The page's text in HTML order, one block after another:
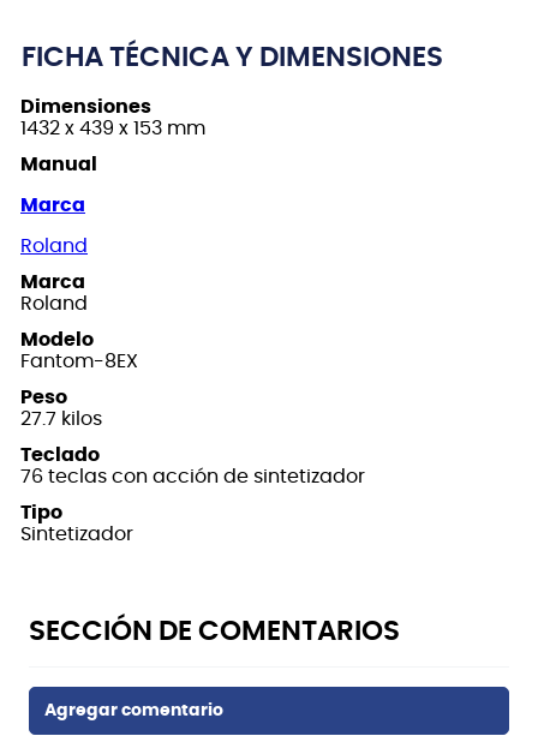
FICHA TÉCNICA Y DIMENSIONES
Dimensiones
1432 x 439 x 153 mm
Manual
Marca
Roland
Marca
Roland
Modelo
Fantom-8EX
Peso
27.7 kilos
Teclado
76 teclas con acción de sintetizador
Tipo
Sintetizador